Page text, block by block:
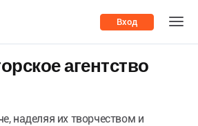
Вход
агентство
наделяя их творчеством и